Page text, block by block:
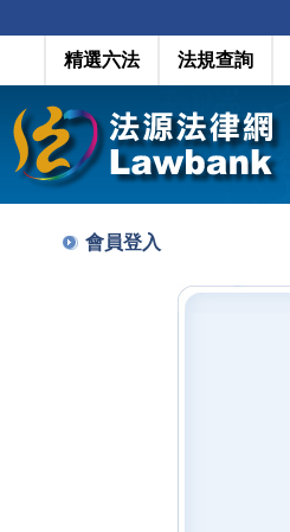
精選六法 法規查詢
會員登入